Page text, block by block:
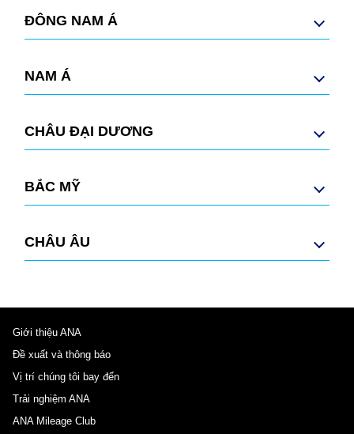
ĐÔNG NAM Á
NAM Á
CHÂU ĐẠI DƯƠNG
BẮC MỸ
CHÂU ÂU
Giới thiệu ANA
Đề xuất và thông báo
Vị trí chúng tôi bay đến
Trải nghiệm ANA
ANA Mileage Club